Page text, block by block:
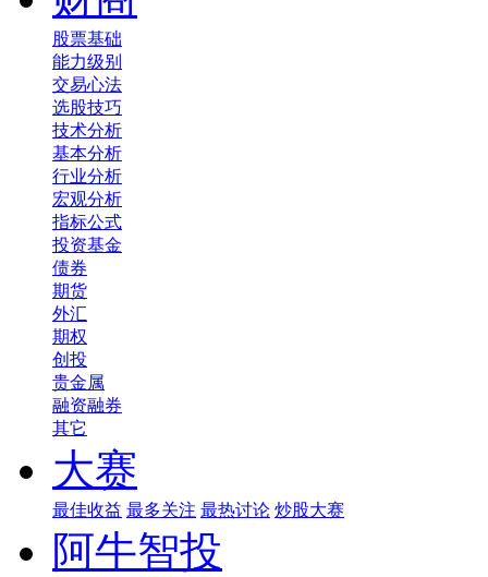
股票基础
能力级别
交易心法
选股技巧
技术分析
基本分析
行业分析
宏观分析
指标公式
投资基金
债券
期货
外汇
期权
创投
贵金属
融资融券
其它
大赛
最佳收益 最多关注 最热讨论 炒股大赛
阿牛智投